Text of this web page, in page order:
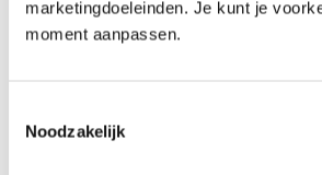
marketingdoeleinden. Je kunt je
moment aanpassen.
Noodzakelijk
Najwa
Noura
Rahima